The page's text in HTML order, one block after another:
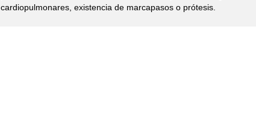
cardiopulmonares, existencia de marcapasos o prótesis.